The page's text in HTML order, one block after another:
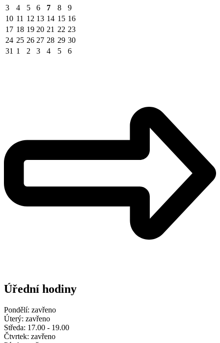
3
4 5 6 7 8
9
10 11 12 13 14 15 16
17 18 19 20 21 22 23
24 25 26 27 28 29 30
31 1 2 3 4 5 6
Úřední hodiny
Pondělí: zavřeno
Úterý: zavřeno
Středa: 17.00 - 19.00
Čtvrtek: zavřeno